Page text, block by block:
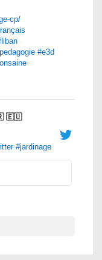
cp/
#e3d
🇪🇺
#jardinage